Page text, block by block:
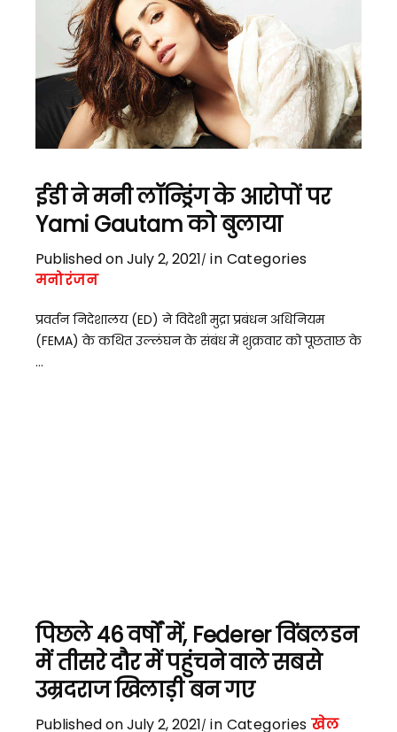
ईडी ने मनी लॉन्ड्रिंग के आरोपों पर
Yami Gautam को बुलाया
Published on July 2, 2021 in Categories
मनोरंजन
प्रवर्तन निदेशालय (ED) ने विदेशी मुद्रा प्रबंधन अधिनियम
(FEMA) के कथित उल्लंघन के संबंध में शुक्रवार को पूछताछ के
...
पिछले 46 वर्षों में, Federer विंबलडन
में तीसरे दौर में पहुंचने वाले सबसे
उम्रदराज खिलाड़ी बन गए
Published on July 2, 2021 in Categories खेल